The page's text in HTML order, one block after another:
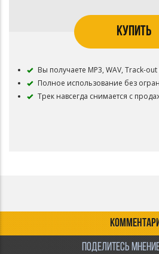
КУПИТЬ
Вы получаете MP3, WAV, Track-
Полное использование без
Трек навсегда снимается с
ПОДЕЛИТЕСЬ